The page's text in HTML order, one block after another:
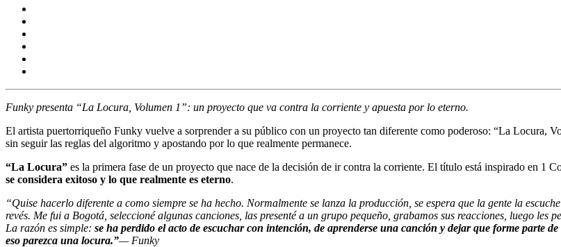
Funky presenta “La Locura, Volumen 1”: un proyecto que va contra la corriente y apuesta por lo eterno.
El artista puertorriqueño Funky vuelve a sorprender a su público con un proyecto tan diferente como poderoso: “La Locura,
sin seguir las reglas del algoritmo y apostando por lo que realmente permanece.
“La Locura” es la primera fase de un proyecto que nace de la decisión de ir contra la corriente. El título está inspirado en 1
se considera exitoso y lo que realmente es eterno.
“Quise hacerlo diferente a como siempre se ha hecho. Normalmente se lanza la producción, se espera que la gente la
revés. Me fui a Bogotá, seleccioné algunas canciones, las presenté a un grupo pequeño, grabamos sus reacciones, luego les
La razón es simple: se ha perdido el acto de escuchar con intención, de aprenderse una canción y dejar que forme parte
eso parezca una locura.”— Funky